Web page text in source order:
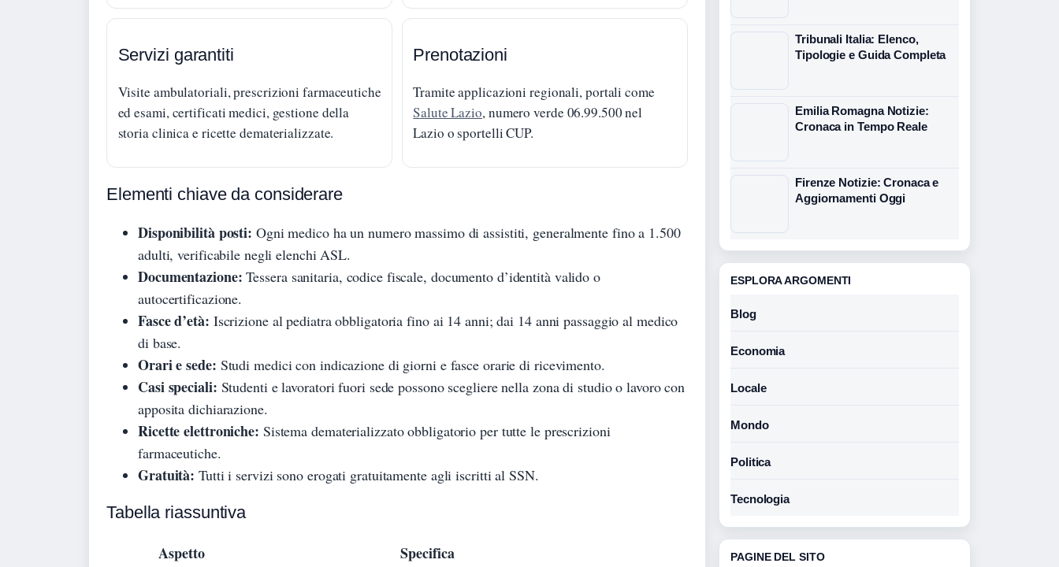
Servizi garantiti
Visite ambulatoriali, prescrizioni farmaceutiche
ed esami, certificati medici, gestione della
storia clinica e ricette dematerializzate.
Prenotazioni
Tramite applicazioni regionali, portali come
Salute Lazio, numero verde 06.99.500 nel
Lazio o sportelli CUP.
Elementi chiave da considerare
Disponibilità posti: Ogni medico ha un numero massimo di assistiti, generalmente fino a 1.500
adulti, verificabile negli elenchi ASL.
Documentazione: Tessera sanitaria, codice fiscale, documento d’identità valido o
autocertificazione.
Fasce d’età: Iscrizione al pediatra obbligatoria fino ai 14 anni; dai 14 anni passaggio al medico
di base.
Orari e sede: Studi medici con indicazione di giorni e fasce orarie di ricevimento.
Casi speciali: Studenti e lavoratori fuori sede possono scegliere nella zona di studio o lavoro con
apposita dichiarazione.
Ricette elettroniche: Sistema dematerializzato obbligatorio per tutte le prescrizioni
farmaceutiche.
Gratuità: Tutti i servizi sono erogati gratuitamente agli iscritti al SSN.
Tabella riassuntiva
Aspetto Specifica
Tribunali Italia: Elenco,
Tipologie e Guida Completa
Emilia Romagna Notizie:
Cronaca in Tempo Reale
Firenze Notizie: Cronaca e
Aggiornamenti Oggi
ESPLORA ARGOMENTI
Blog
Economia
Locale
Mondo
Politica
Tecnologia
PAGINE DEL SITO